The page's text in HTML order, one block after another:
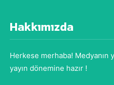
Hakkımızda
Herkese merhaba! Medyanın
yayın dönemine hazır !